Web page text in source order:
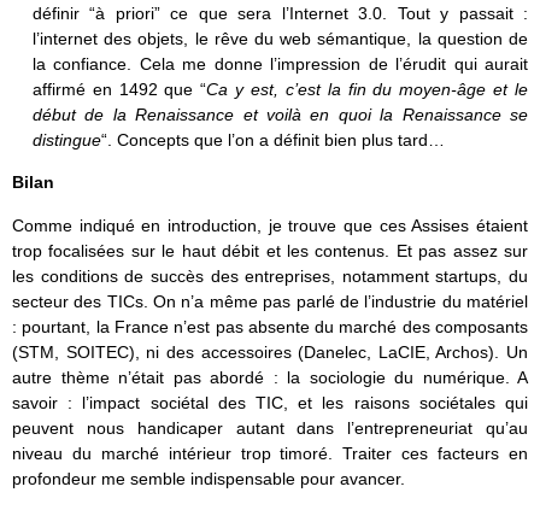
définir “à priori” ce que sera l’Internet 3.0. Tout y passait :
l’internet des objets, le rêve du web sémantique, la question de
la confiance. Cela me donne l’impression de l’érudit qui aurait
affirmé en 1492 que “Ca y est, c’est la fin du moyen-âge et le
début de la Renaissance et voilà en quoi la Renaissance se
distingue“. Concepts que l’on a définit bien plus tard…
Bilan
Comme indiqué en introduction, je trouve que ces Assises étaient
trop focalisées sur le haut débit et les contenus. Et pas assez sur
les conditions de succès des entreprises, notamment startups, du
secteur des TICs. On n’a même pas parlé de l’industrie du matériel
: pourtant, la France n’est pas absente du marché des composants
(STM, SOITEC), ni des accessoires (Danelec, LaCIE, Archos). Un
autre thème n’était pas abordé : la sociologie du numérique. A
savoir : l’impact sociétal des TIC, et les raisons sociétales qui
peuvent nous handicaper autant dans l’entrepreneuriat qu’au
niveau du marché intérieur trop timoré. Traiter ces facteurs en
profondeur me semble indispensable pour avancer.